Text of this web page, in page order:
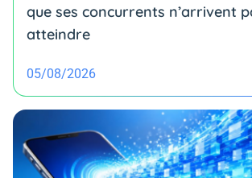
que ses concurrents n’arrivent
atteindre
05/08/2026